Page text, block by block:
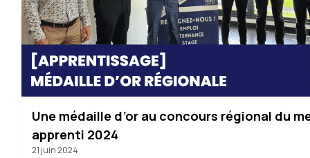
Une médaille d’or au concours régional du
apprenti 2024
21 juin 2024